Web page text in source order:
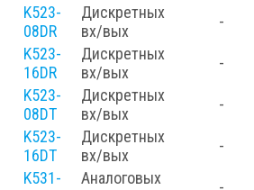
K523-
08DR
Дискретных
вх/вых
-
K523-
16DR
Дискретных
вх/вых
-
K523-
08DT
Дискретных
вх/вых
-
K523-
16DT
Дискретных
вх/вых
-
K531-
Аналоговых